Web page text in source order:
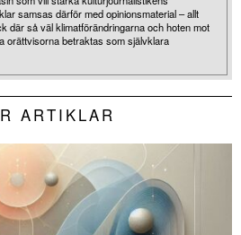
samsas därför med opinionsmaterial – allt
där så väl klimatförändringarna och hoten mot
orättvisorna betraktas som självklara
ARTIKLAR